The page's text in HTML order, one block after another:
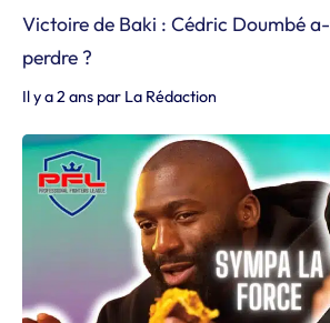
Victoire de Baki : Cédric Doumbé
perdre ?
Il y a 2 ans par La Rédaction